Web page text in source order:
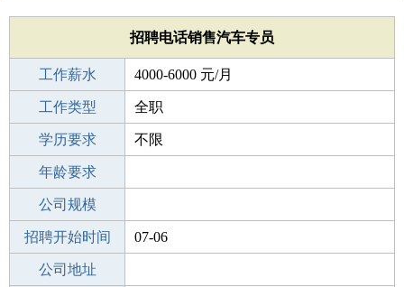
招聘电话销售汽车专员
工作薪水 4000-6000 元/月
招聘人数 1人
工作类型 全职
性别要求 -
学历要求 不限
工作经验
年龄要求
工作地点
公司规模
公司电话
招聘开始时间 07-06
招聘结束时间
公司地址